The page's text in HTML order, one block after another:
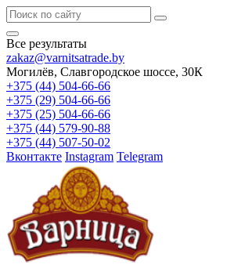
Все результаты
zakaz@varnitsatrade.by
Могилёв, Славгородское шоссе, 30К
+375 (44) 504-66-66
+375 (29) 504-66-66
+375 (25) 504-66-66
+375 (44) 579-90-88
+375 (44) 507-50-02
Вконтакте Instagram Telegram